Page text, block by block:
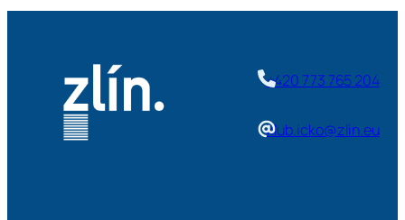
+420 773 765 204
klub.icko@zlin.eu